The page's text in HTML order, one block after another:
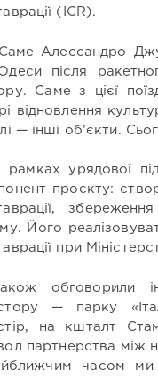
(ICR).
Алессандро
після
Саме з цієї
відновлення
— інші об’єкти.
рамках урядової
проєкту:
Його
при
обговорили
— парку
на кшталт
партнерства між
часом ми